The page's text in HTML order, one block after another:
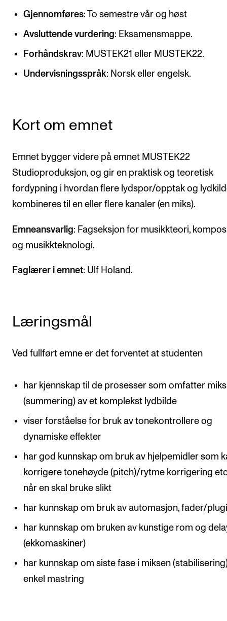
FORSKNING
CERM
CREMAH
Utveksling
Internasjonal strategi
Samarbeidsprosjekter
IN.TUNE
AKTUELT
Ledige stillinger
INFO
Kontakt oss
For ansatte og studenter
Gjennomføres: To semestre vår og høst
Avsluttende vurdering: Eksamensmappe.
Forhåndskrav: MUSTEK21 eller MUSTEK22.
Undervisningsspråk: Norsk eller engelsk.
Kort om emnet
Emnet bygger videre på emnet MUSTEK22
Studioproduksjon, og gir en praktisk og teoretisk
fordypning i hvordan flere lydspor/opptak og
kombineres til en eller flere kanaler (en miks).
Emneansvarlig: Fagseksjon for musikkteori,
og musikkteknologi.
Faglærer i emnet: Ulf Holand.
Læringsmål
Ved fullført emne er det forventet at studenten
har kjennskap til de prosesser som omfatter
(summering) av et komplekst lydbilde
viser forståelse for bruk av tonekontrollere og
dynamiske effekter
har god kunnskap om bruk av hjelpemidler som
korrigere tonehøyde (pitch)/rytme korrigering
når en skal bruke slikt
har kunnskap om bruk av automasjon, fader/
har kunnskap om bruken av kunstige rom og
(ekkomaskiner)
har kunnskap om siste fase i miksen
enkel mastring